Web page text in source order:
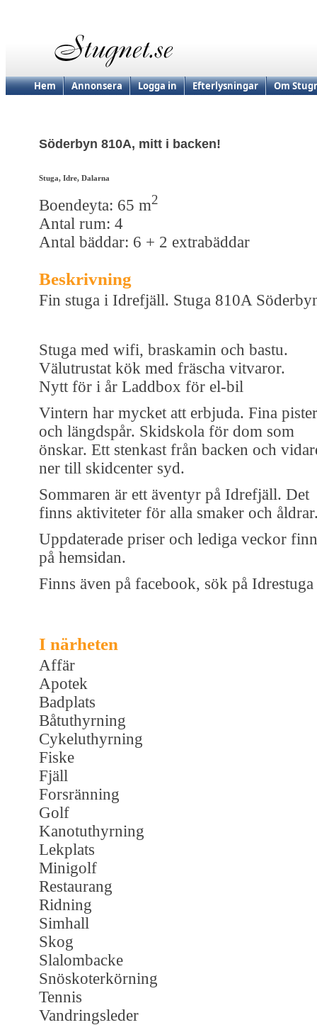
Hem Annonsera Logga in Efterlysningar Om
Söderbyn 810A, mitt i backen!
Stuga, Idre, Dalarna
Boendeyta: 65 m2
Antal rum: 4
Antal bäddar: 6 + 2 extrabäddar
Beskrivning
Fin stuga i Idrefjäll. Stuga 810A
Stuga med wifi, braskamin och bastu.
Välutrustat kök med fräscha vitvaror.
Nytt för i år Laddbox för el-bil
Vintern har mycket att erbjuda. Fina pister
och längdspår. Skidskola för dom som
önskar. Ett stenkast från backen och
ner till skidcenter syd.
Sommaren är ett äventyr på Idrefjäll. Det
finns aktiviteter för alla smaker och
Uppdaterade priser och lediga veckor
på hemsidan.
Finns även på facebook, sök på Idrestuga
I närheten
Affär
Apotek
Badplats
Båtuthyrning
Cykeluthyrning
Fiske
Fjäll
Forsränning
Golf
Kanotuthyrning
Lekplats
Minigolf
Restaurang
Ridning
Simhall
Skog
Slalombacke
Snöskoterkörning
Tennis
Vandringsleder